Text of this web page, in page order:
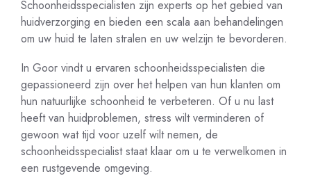
Schoonheidsspecialisten zijn experts op het gebied van
huidverzorging en bieden een scala aan behandelingen
om uw huid te laten stralen en uw welzijn te bevorderen.
In Goor vindt u ervaren schoonheidsspecialisten die
gepassioneerd zijn over het helpen van hun klanten om
hun natuurlijke schoonheid te verbeteren. Of u nu last
heeft van huidproblemen, stress wilt verminderen of
gewoon wat tijd voor uzelf wilt nemen, de
schoonheidsspecialist staat klaar om u te verwelkomen in
een rustgevende omgeving.